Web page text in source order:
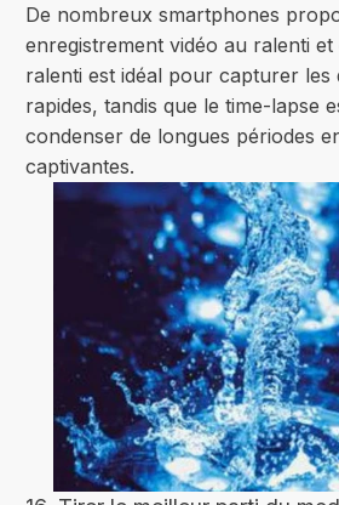
De nombreux smartphones
enregistrement vidéo au ralenti et
ralenti est idéal pour capturer les
rapides, tandis que le time-lapse
condenser de longues périodes
captivantes.